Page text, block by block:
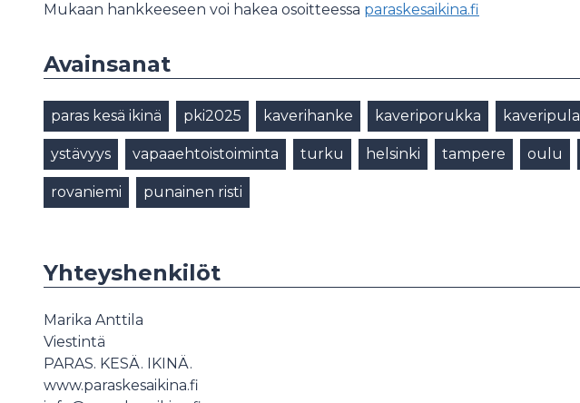
Mukaan hankkeeseen voi hakea osoitteessa paraskesaikina.fi
Avainsanat
paras kesä ikinä pki2025 kaverihanke kaveriporukka kaveripula
ystävyys vapaaehtoistoiminta turku helsinki tampere oulu
rovaniemi punainen risti
Yhteyshenkilöt
Marika Anttila
Viestintä
PARAS. KESÄ. IKINÄ.
www.paraskesaikina.fi